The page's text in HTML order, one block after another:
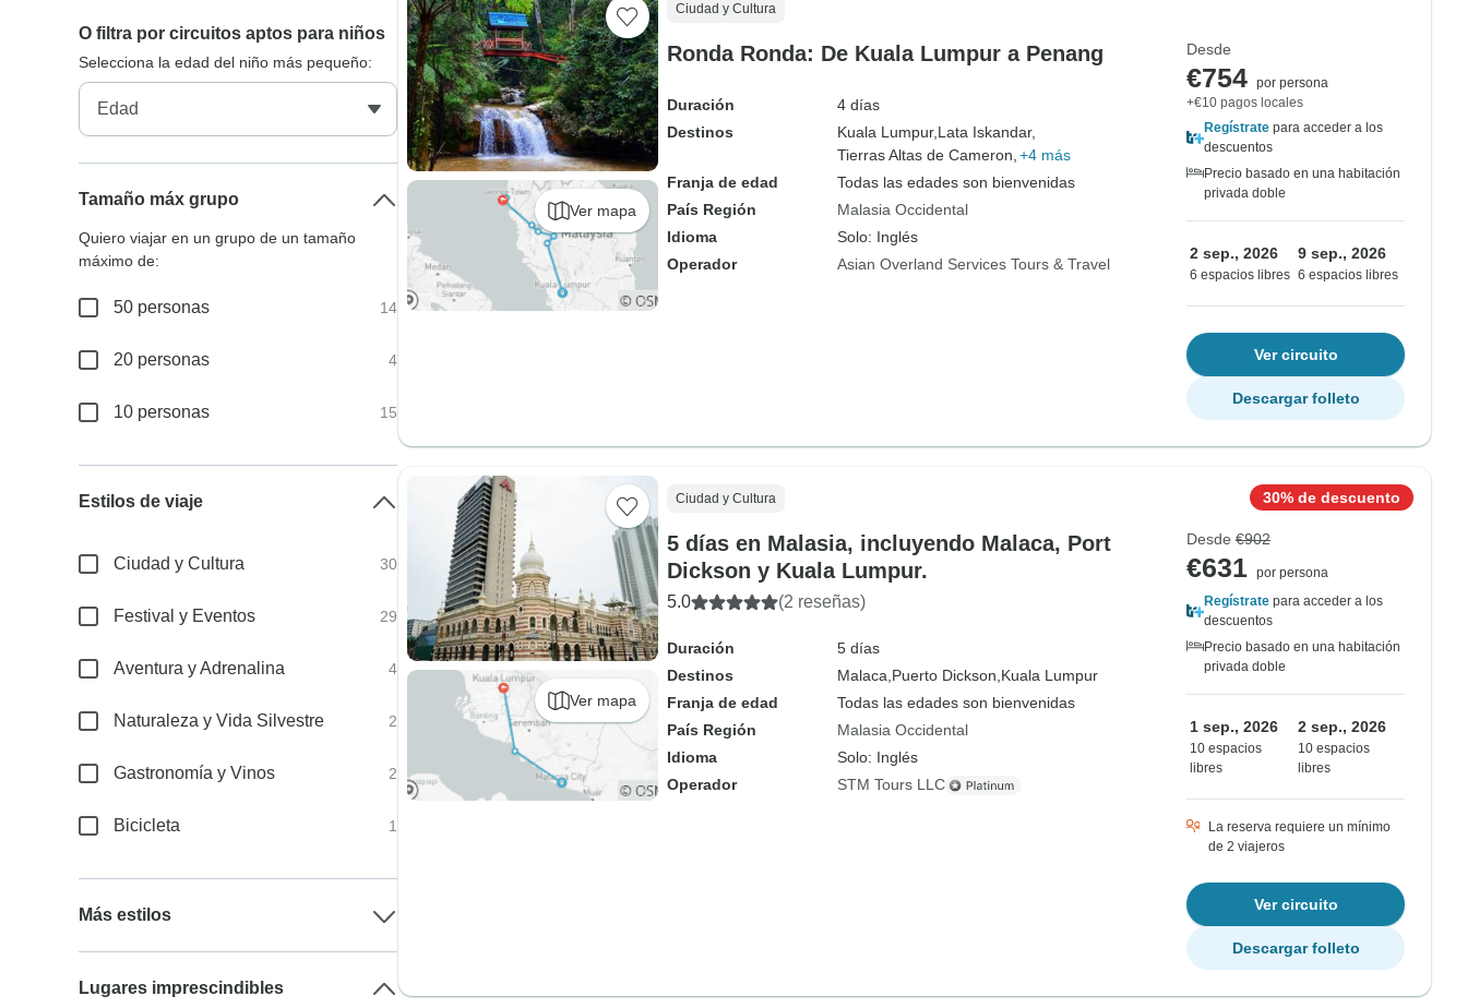
Ver mapa
Ciudad y Cultura
Ronda Ronda: De Kuala Lumpur a Penang
Duración
4 días
Destinos
Kuala Lumpur, Lata Iskandar,
Tierras Altas de Cameron, +4 más
Franja de edad
Todas las edades son bienvenidas
País Región
Malasia Occidental
Idioma
Solo: Inglés
Operador
Asian Overland Services Tours & Travel
Desde
€754 por persona
+€10 pagos locales
Regístrate para acceder a los
descuentos
Precio basado en una habitación
privada doble
2 sep., 2026
6 espacios libres
9 sep., 2026
6 espacios libres
Ver circuito
Descargar folleto
Ver mapa
Ciudad y Cultura
5 días en Malasia, incluyendo Malaca, Port
Dickson y Kuala Lumpur.
5.0 (2 reseñas)
Duración
5 días
Destinos
Malaca, Puerto Dickson, Kuala Lumpur
Franja de edad
Todas las edades son bienvenidas
País Región
Malasia Occidental
Idioma
Solo: Inglés
Operador
STM Tours LLC
30% de descuento
Desde €902
€631 por persona
Regístrate para acceder a los
descuentos
Precio basado en una habitación
privada doble
1 sep., 2026
10 espacios
libres
2 sep., 2026
10 espacios
libres
La reserva requiere un mínimo
de 2 viajeros
Ver circuito
Descargar folleto
O filtra por circuitos aptos para niños
Selecciona la edad del niño más pequeño:
Tamaño máx grupo
Quiero viajar en un grupo de un tamaño
máximo de:
50 personas 14
20 personas 4
10 personas 15
Estilos de viaje
Ciudad y Cultura 30
Festival y Eventos 29
Aventura y Adrenalina 4
Naturaleza y Vida Silvestre 2
Gastronomía y Vinos 2
Bicicleta 1
Más estilos
Lugares imprescindibles